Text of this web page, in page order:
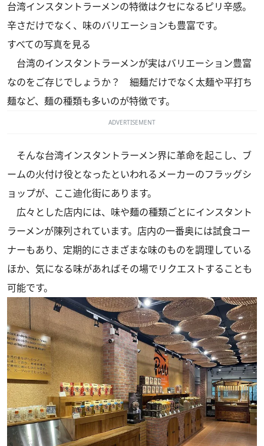
台湾インスタントラーメンの特徴はクセになるピリ辛感。
辛さだけでなく、味のバリエーションも豊富です。
すべての写真を見る
台湾のインスタントラーメンが実はバリエーション豊富
なのをご存じでしょうか？ 細麺だけでなく太麺や平打ち
麺など、麺の種類も多いのが特徴です。
ADVERTISEMENT
そんな台湾インスタントラーメン界に革命を起こし、ブ
ームの火付け役となったといわれるメーカーのフラッグシ
ョップが、ここ迪化街にあります。
広々とした店内には、味や麺の種類ごとにインスタント
ラーメンが陳列されています。店内の一番奥には試食コー
ナーもあり、定期的にさまざまな味のものを調理している
ほか、気になる味があればその場でリクエストすることも
可能です。